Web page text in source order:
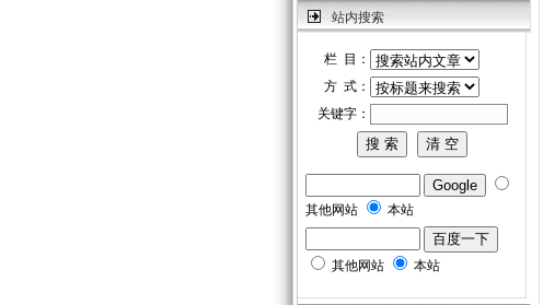
站内搜索
栏 目：
方 式：
关键字：
其他网站 本站
其他网站 本站